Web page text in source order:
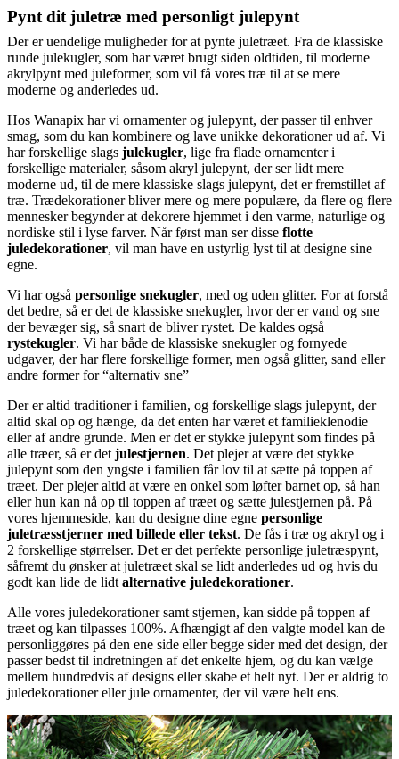
Pynt dit juletræ med personligt julepynt
Der er uendelige muligheder for at pynte juletræet. Fra de klassiske
runde julekugler, som har været brugt siden oldtiden, til moderne
akrylpynt med juleformer, som vil få vores træ til at se mere
moderne og anderledes ud.
Hos Wanapix har vi ornamenter og julepynt, der passer til enhver
smag, som du kan kombinere og lave unikke dekorationer ud af. Vi
har forskellige slags julekugler, lige fra flade ornamenter i
forskellige materialer, såsom akryl julepynt, der ser lidt mere
moderne ud, til de mere klassiske slags julepynt, det er fremstillet af
træ. Trædekorationer bliver mere og mere populære, da flere og flere
mennesker begynder at dekorere hjemmet i den varme, naturlige og
nordiske stil i lyse farver. Når først man ser disse flotte
juledekorationer, vil man have en ustyrlig lyst til at designe sine
egne.
Vi har også personlige snekugler, med og uden glitter. For at forstå
det bedre, så er det de klassiske snekugler, hvor der er vand og sne
der bevæger sig, så snart de bliver rystet. De kaldes også
rystekugler. Vi har både de klassiske snekugler og fornyede
udgaver, der har flere forskellige former, men også glitter, sand eller
andre former for “alternativ sne”
Der er altid traditioner i familien, og forskellige slags julepynt, der
altid skal op og hænge, da det enten har været et familieklenodie
eller af andre grunde. Men er det er stykke julepynt som findes på
alle træer, så er det julestjernen. Det plejer at være det stykke
julepynt som den yngste i familien får lov til at sætte på toppen af
træet. Der plejer altid at være en onkel som løfter barnet op, så han
eller hun kan nå op til toppen af træet og sætte julestjernen på. På
vores hjemmeside, kan du designe dine egne personlige
juletræsstjerner med billede eller tekst. De fås i træ og akryl og i
2 forskellige størrelser. Det er det perfekte personlige juletræspynt,
såfremt du ønsker at juletræet skal se lidt anderledes ud og hvis du
godt kan lide de lidt alternative juledekorationer.
Alle vores juledekorationer samt stjernen, kan sidde på toppen af
træet og kan tilpasses 100%. Afhængigt af den valgte model kan de
personliggøres på den ene side eller begge sider med det design, der
passer bedst til indretningen af det enkelte hjem, og du kan vælge
mellem hundredvis af designs eller skabe et helt nyt. Der er aldrig to
juledekorationer eller jule ornamenter, der vil være helt ens.